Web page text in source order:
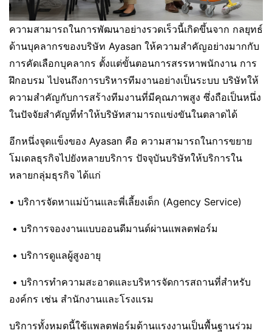
ความสามารถในการพัฒนาอย่างรวดเร็วนี้เกิดขึ้นจาก กลยุทธ์
ด้านบุคลากรของบริษัท Ayasan ให้ความสำคัญอย่างมากกับ
การคัดเลือกบุคลากร ตั้งแต่ขั้นตอนการสรรหาพนักงาน การ
ฝึกอบรม ไปจนถึงการบริหารทีมงานอย่างเป็นระบบ บริษัทให้
ความสำคัญกับการสร้างทีมงานที่มีคุณภาพสูง ซึ่งถือเป็นหนึ่ง
ในปัจจัยสำคัญที่ทำให้บริษัทสามารถแข่งขันในตลาดได้
อีกหนึ่งจุดแข็งของ Ayasan คือ ความสามารถในการขยาย
โมเดลธุรกิจไปยังหลายบริการ ปัจจุบันบริษัทให้บริการใน
หลายกลุ่มธุรกิจ ได้แก่
• บริการจัดหาแม่บ้านและพี่เลี้ยงเด็ก (Agency Service)
• บริการจองงานแบบออนดีมานด์ผ่านแพลตฟอร์ม
• บริการดูแลผู้สูงอายุ
• บริการทำความสะอาดและบริหารจัดการสถานที่สำหรับ
องค์กร เช่น สำนักงานและโรงแรม
บริการทั้งหมดนี้ใช้แพลตฟอร์มด้านแรงงานเป็นพื้นฐานร่วม